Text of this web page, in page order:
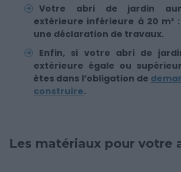
Votre abri de jardin
extérieure inférieure à 20 m²
une déclaration de travaux.
Enfin, si votre abri de
extérieure égale ou
êtes dans l’obligation de
construire.
Les matériaux pour votre